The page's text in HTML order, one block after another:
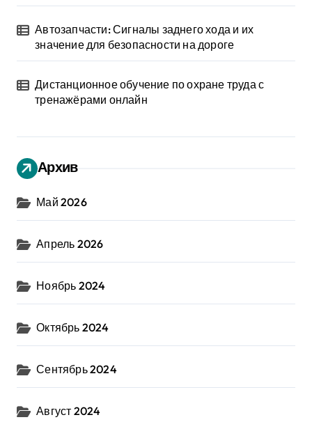
Автозапчасти: Сигналы заднего хода и их
значение для безопасности на дороге
Дистанционное обучение по охране труда с
тренажёрами онлайн
Архив
Май 2026
Апрель 2026
Ноябрь 2024
Октябрь 2024
Сентябрь 2024
Август 2024